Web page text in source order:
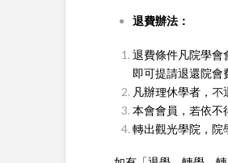
退費辦法：
退費條件凡院學會
即可提請退還院會
凡辦理休學者，不
本會會員，若依不
轉出觀光學院，院